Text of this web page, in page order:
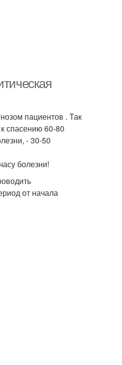
пациентов . Так
спасению 60-80
- 30-50
болезни!
от начала